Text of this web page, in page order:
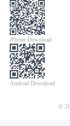
iPhone Download
Android Download
©